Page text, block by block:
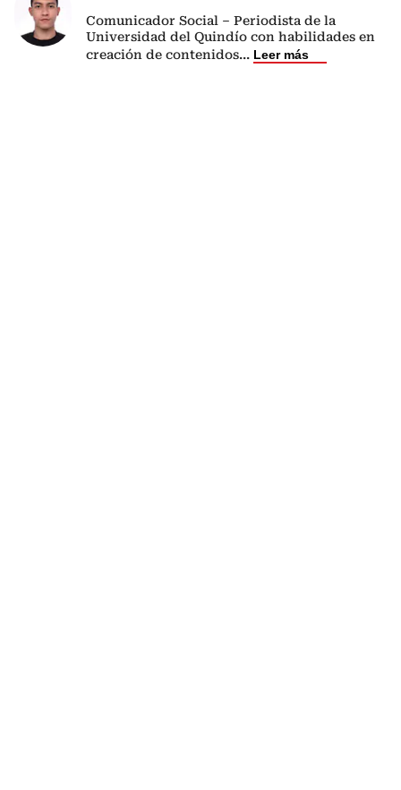
Comunicador Social – Periodista de la
Universidad del Quindío con habilidades en
creación de contenidos... Leer más